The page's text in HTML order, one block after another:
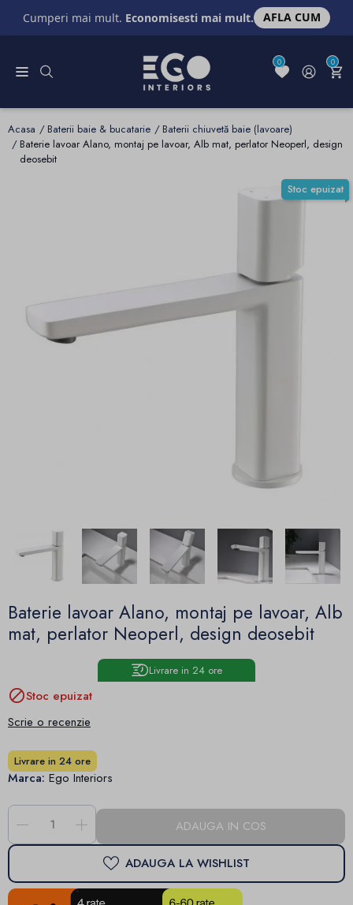
Cumperi mai mult. Economisesti mai mult. AFLA CUM
0 0
Acasa Baterii baie & bucatarie
Baterii chiuvetă baie (lavoare)
Baterie lavoar Alano, montaj pe lavoar, Alb mat, perlator Neoperl, design
deosebit
Stoc epuizat
Baterie lavoar Alano, montaj pe lavoar, Alb
mat, perlator Neoperl, design deosebit
Livrare in 24 ore
Stoc epuizat
Scrie o recenzie
Livrare in 24 ore
Marca: Ego Interiors
- + ADAUGA IN COS
ADAUGA LA WISHLIST